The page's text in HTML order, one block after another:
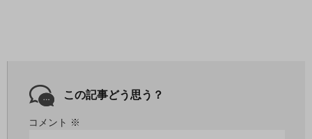
この記事どう思う？
コメント ※